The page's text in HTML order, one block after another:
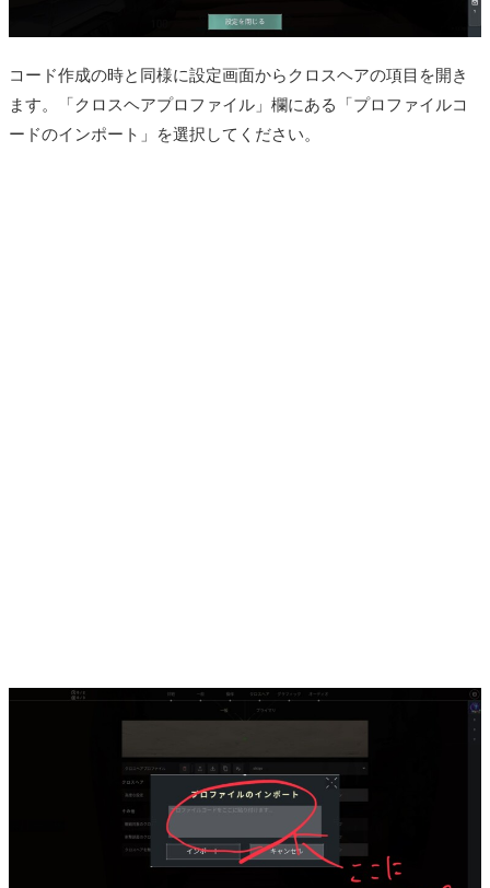
コード作成の時と同様に設定画面からクロスヘアの項目を開き
ます。「クロスヘアプロファイル」欄にある「プロファイルコ
ードのインポート」を選択してください。